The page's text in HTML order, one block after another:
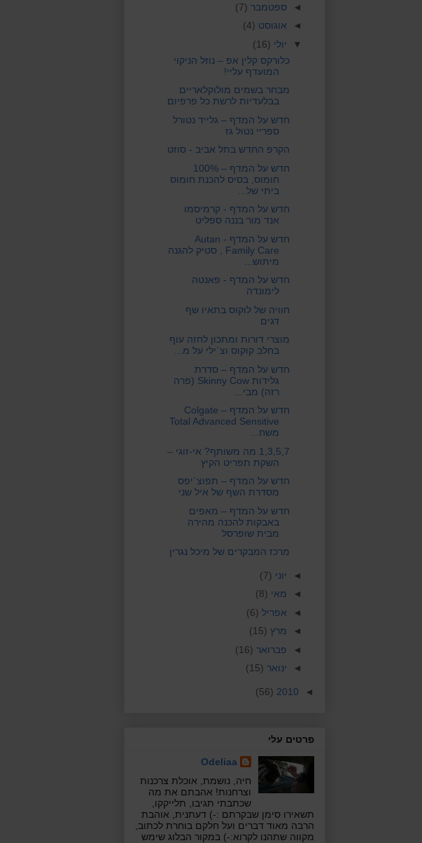
◄ ספטמבר (7)
◄ אוגוסט (4)
▼ יולי (16)
כלורקס קלין אפ – נוזל הניקוי
המועדף עליי!
מבחר בשמים מולוקלאריים
בבלעדיות לרשת כל פרפיום
חדש על המדף – גלייד נטורל
ספריי נטול גז
הקרפ החדש בתל אביב - סוזט
חדש על המדף – 100%
חומוס, בסיס להכנת חומוס
ביתי של...
חדש על המדף - קרמיסמו
אנד מור בננה ספליט
חדש על המדף - Autan
Family Care , סטיק להגנה
מיתוש...
חדש על המדף - פאנטה
לימונדה
חוויה של לוקוס בתאיו שף
דגים
מוצרי דורות ומתכון לחזה עוף
בחלב קוקוס וצ`ילי על מ...
חדש על המדף – סדרת
גלידות Skinny Cow (פרה
רזה) מבי...
חדש על המדף – Colgate
Total Advanced Sensitive
משח...
1,3,5,7 מה משותף? אי-זוגי –
השקת תפריט הקיץ
חדש על המדף – תפוצ`יפס
מסדרת השף של איל שני
חדש על המדף – מאפים
באבקות להכנה מהירה
מבית שופרסל
מרכז המבקרים של מיכל נגרין
◄ יוני (7)
◄ מאי (8)
◄ אפריל (6)
◄ מרץ (15)
◄ פברואר (16)
◄ ינואר (15)
◄
2010
(56)
פרטים עלי
Odeliaa
חיה, נושמת, אוכלת צרכנות
וצרחנות! אהבתם את מה
שכתבתי תגיבו, תלייקקו,
תשאירו סימן שבקרתם :-) דעתנית, אוהבת
הרבה מאוד דברים ועל חלקם בוחרת לכתוב,
מקווה שתהנו לקרוא:-) במקור הבלוג שימש